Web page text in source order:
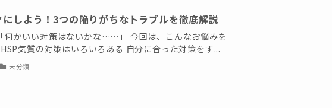
しよう！3つの陥りがちなトラブルを徹底解説
何かいい対策はないかな……」 今回は、こんなお悩みを
気質の対策はいろいろある 自分に合った対策をす...
未分類